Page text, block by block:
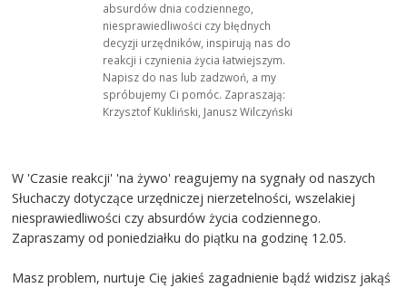
absurdów dnia codziennego,
niesprawiedliwości czy błędnych
decyzji urzędników, inspirują nas do
reakcji i czynienia życia łatwiejszym.
Napisz do nas lub zadzwoń, a my
spróbujemy Ci pomóc. Zapraszają:
Krzysztof Kukliński, Janusz Wilczyński
W 'Czasie reakcji' 'na żywo' reagujemy na sygnały od naszych
Słuchaczy dotyczące urzędniczej nierzetelności, wszelakiej
niesprawiedliwości czy absurdów życia codziennego.
Zapraszamy od poniedziałku do piątku na godzinę 12.05.
Masz problem, nurtuje Cię jakieś zagadnienie bądź widzisz jakąś